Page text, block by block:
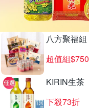
八方聚福組
超值組$750
KIRIN生茶
下殺73折